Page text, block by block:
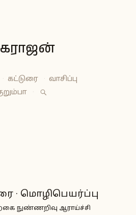
கட்டுரை
வாசிப்பு
· மொழிபெயர்ப்பு
நுண்ணறிவு ஆராய்ச்சி